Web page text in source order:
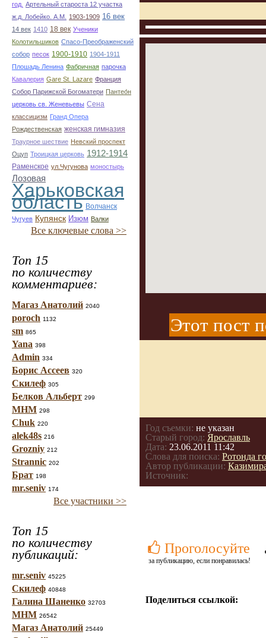
год. Артельный староста 12 участка
ж.д. Лобейко. А.М.
1903-1909 16 век
14 век 1410 18 век Ученики
Колотильшиков Спасо-Преображенский
собор песок 1900-1910 1904-1911
Плошадь Ленина Фабричная парочка
Кавалерия Gare St. Lazare Франция
Собор Парижской Богоматери Пантео́н
церковь св. Женевьевы Сена
классицизм Гранд Опера
Рождественская женская гимназия
Траурное шествие Невский проспект
Оцуп Троицкая церковь 1912-1914
Раменское ул.Чугунова моностырь
Лозовая
Харьковская
область Волчанск
Чугуев Купянск Изюм Валки
Все ключевые слова >>
Топ 15
по количеству
комментариев:
Магаз Анатолий 2040
poroch 1132
sm 865
Yana 398
Admin 334
Борис Ассеев 320
Скилеф 305
Белков Альберт 299
МНМ 298
Chuk 220
alek48s 216
Grozniy 212
Strannic 202
Брат 198
mr.seniv 174
Все участники >>
Топ 15
по количеству
публикаций:
mr.seniv 45225
Скилеф 40848
Галина Шаненко 32703
МНМ 26542
Магаз Анатолий 25449
Этот пост
Год съемки: не указан
Старый город: Ярославль
Дата: 23.06.2011 11:42
Слова для поиска: Ротонда
Автор публикации:
Источник:
Проголосуйте
за публикацию, если понравилась!
Поделиться ссылкой: